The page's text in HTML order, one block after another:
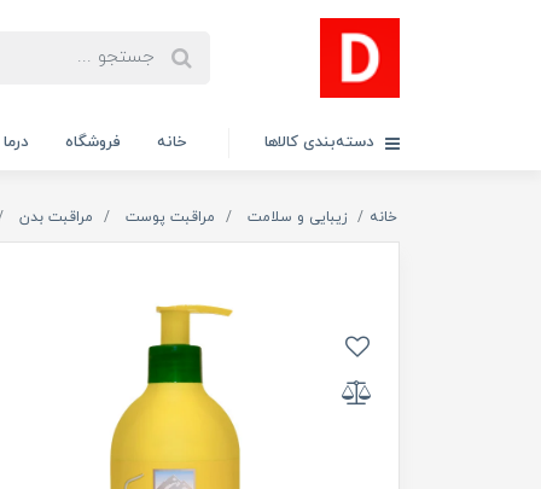
دسته‌بندی کالاها خانه فروشگاه
خانه زیبایی و سلامت مراقبت پوست مراقبت بدن